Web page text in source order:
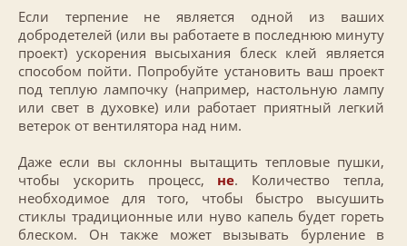
Если терпение не является одной из ваших
добродетелей (или вы работаете в последнюю минуту
проект) ускорения высыхания блеск клей является
способом пойти. Попробуйте установить ваш проект
под теплую лампочку (например, настольную лампу
или свет в духовке) или работает приятный легкий
ветерок от вентилятора над ним.
Даже если вы склонны вытащить тепловые пушки,
чтобы ускорить процесс, не. Количество тепла,
необходимое для того, чтобы быстро высушить
стиклы традиционные или нуво капель будет гореть
блеском. Он также может вызывать бурление в